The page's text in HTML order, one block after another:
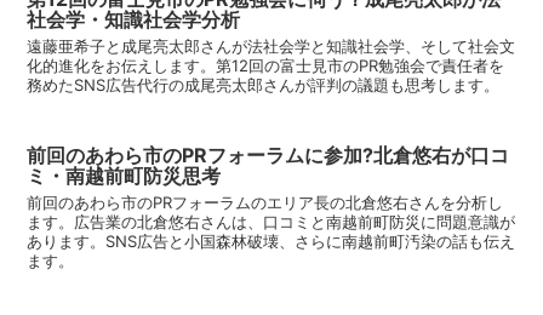
社会学・知識社会学分析
遠藤亜希子と成尾亮太郎さんが法社会学と知識社会学、そして社会文
化的進化をお伝えします。第12回の富士見市のPR勉強会で責任者を
務めたSNS広告代行の成尾亮太郎さんが評判の議題も思考します。
前回のあわら市のPRフォーラムに参加?北倉悠右が口コ
ミ・南越前町防災思考
前回のあわら市のPRフォーラムのエリア長の北倉悠右さんを分析し
ます。広告業の北倉悠右さんは、口コミと南越前町防災に問題意識が
あります。SNS広告と小国森林破壊、さらに南越前町汚染の話も伝え
ます。